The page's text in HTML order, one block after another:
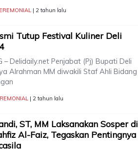
| 2 tahun lalu
Tutup Festival Kuliner Deli
– Delidaily.net Penjabat (Pj) Bupati Deli
Alrahman MM diwakili Staf Ahli Bidang
| 2 tahun lalu
ST, MM Laksanakan Sosper di
Al-Faiz, Tegaskan Pentingnya